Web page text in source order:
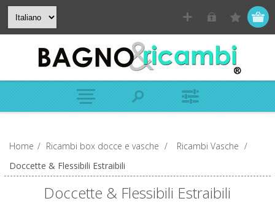
Home / Ricambi box docce e vasche / Ricambi Vasche /
Doccette & Flessibili Estraibili
Doccette & Flessibili Estraibili